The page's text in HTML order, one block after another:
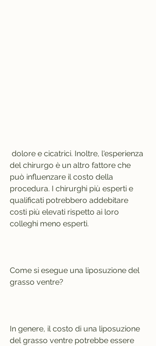
del chirurgo è un altro fattore che
può influenzare il costo della
procedura. I chirurghi più esperti e
qualificati potrebbero addebitare
costi più elevati rispetto ai loro
colleghi meno esperti.
Come si esegue una liposuzione del
grasso ventre?
In genere, il costo di una liposuzione
del grasso ventre potrebbe essere